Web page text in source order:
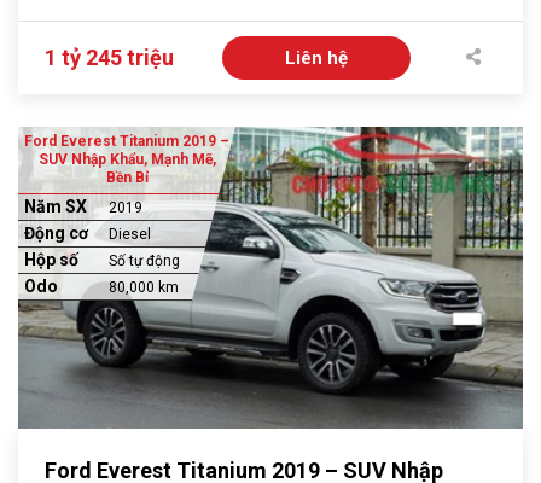
1 tỷ 245 triệu Liên hệ
Ford Everest Titanium 2019 –
SUV Nhập Khẩu, Mạnh Mẽ,
Bền Bỉ
Năm SX 2019
Động cơ Diesel
Hộp số Số tự động
Odo 80,000 km
Ford Everest Titanium 2019 – SUV Nhập